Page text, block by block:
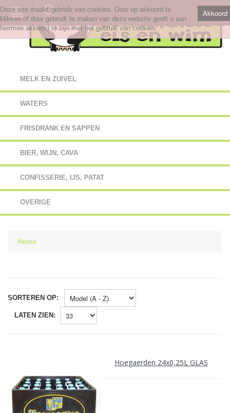
MELK EN ZUIVEL
WATERS
FRISDRANK EN SAPPEN
BIER, WIJN, CAVA
CONFISSERIE, IJS, PATAT
OVERIGE
Home
SORTEREN OP:
LATEN ZIEN:
Hoegaerden 24x0,25L GLAS
Akkoord
Deze site maakt gebruik van cookies. Door op akkoord te
klikken of door gebruik te maken van deze website geeft u aan
hiermee akkoord te zijn met het gebruik van cookies.